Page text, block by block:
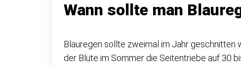
Wann sollte man
Blauregen sollte zweimal im Jahr geschnitten
der Blüte im Sommer die Seitentriebe auf 30